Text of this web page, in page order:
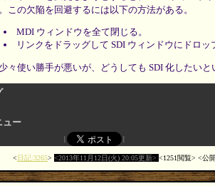
この欠陥を回避するには以下の方法がある。
MDI ウィンドウを全て閉じる。
リンクをドラッグして SDI ウィンドウにドロッ
少々使い勝手が悪いが、どうしても SDI 化したいと
ュー
日記:3265 2013年11月12日(火) 20:05更新 1251閲覧 公